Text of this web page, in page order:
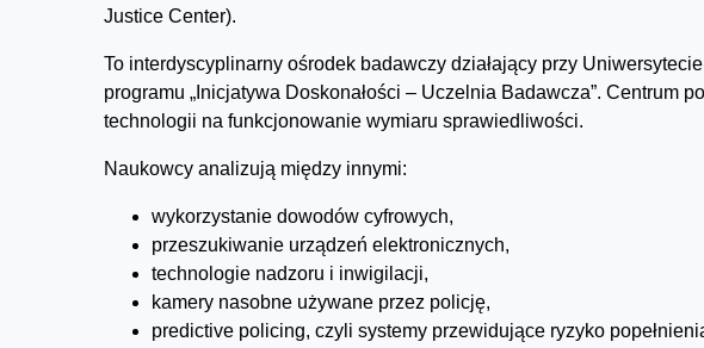
Justice Center).
To interdyscyplinarny ośrodek badawczy działający przy
programu „Inicjatywa Doskonałości – Uczelnia Badawcza”. Centrum
technologii na funkcjonowanie wymiaru sprawiedliwości.
Naukowcy analizują między innymi:
wykorzystanie dowodów cyfrowych,
przeszukiwanie urządzeń elektronicznych,
technologie nadzoru i inwigilacji,
kamery nasobne używane przez policję,
predictive policing, czyli systemy przewidujące ryzyko